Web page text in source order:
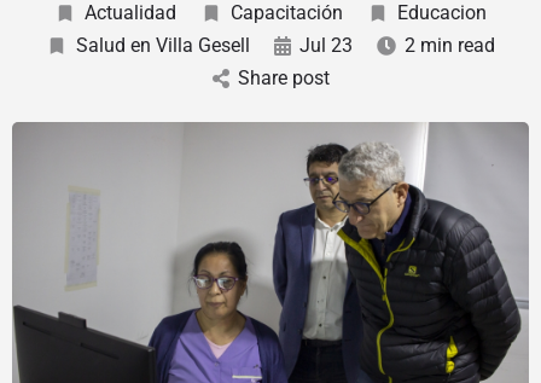
Actualidad Capacitación
Educacion
Salud en Villa Gesell
Jul 23
2 min read
Share post